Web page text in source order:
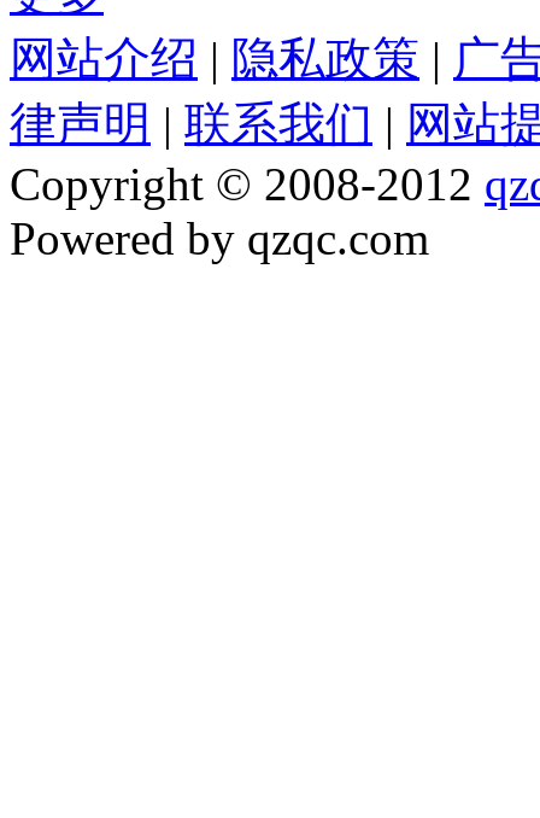
网站介绍 | 隐私政策 | 广
律声明 | 联系我们 | 网站
Copyright © 2008-2012
Powered by qzqc.com